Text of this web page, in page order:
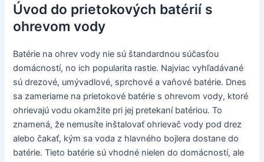
Úvod do prietokových batérií s
ohrevom vody
Batérie na ohrev vody nie sú štandardnou súčasťou
domácností, no ich popularita rastie. Najviac vyhľadávané
sú drezové, umývadlové, sprchové a vaňové batérie. Dnes
sa zameriame na prietokové batérie s ohrevom vody, ktoré
ohrievajú vodu okamžite pri jej pretekaní batériou. To
znamená, že nemusíte inštalovať ohrievač vody pod drez
alebo čakať, kým sa voda z hlavného bojlera dostane do
batérie. Tieto batérie sú vhodné nielen do domácností, ale